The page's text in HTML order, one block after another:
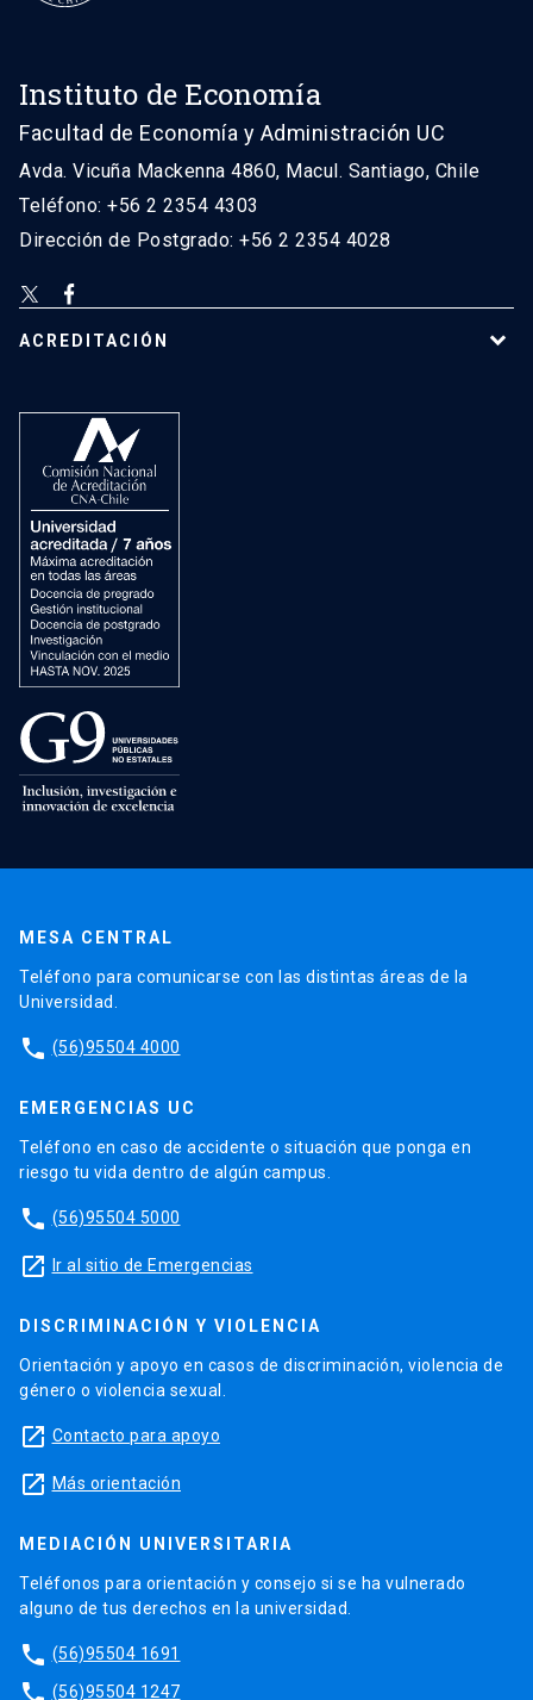
Instituto de Economía
Facultad de Economía y Administración UC
Avda. Vicuña Mackenna 4860, Macul. Santiago, Chile
Teléfono: +56 2 2354 4303
Dirección de Postgrado: +56 2 2354 4028
ACREDITACIÓN
MESA CENTRAL
Teléfono para comunicarse con las distintas áreas de la
Universidad.
phone (56)95504 4000
EMERGENCIAS UC
Teléfono en caso de accidente o situación que ponga en
riesgo tu vida dentro de algún campus.
phone (56)95504 5000
launch Ir al sitio de Emergencias
DISCRIMINACIÓN Y VIOLENCIA
Orientación y apoyo en casos de discriminación, violencia de
género o violencia sexual.
launch Contacto para apoyo
launch Más orientación
MEDIACIÓN UNIVERSITARIA
Teléfonos para orientación y consejo si se ha vulnerado
alguno de tus derechos en la universidad.
phone (56)95504 1691
phone (56)95504 1247